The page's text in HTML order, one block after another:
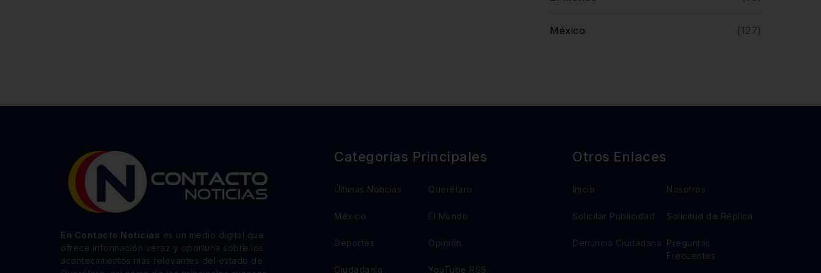
México (127)
En Contacto Noticias es un medio digital que
ofrece información veraz y oportuna sobre los
acontecimientos más relevantes del estado de
Categorías Principales
Últimas Noticias Querétaro
México El Mundo
Deportes Opinión
Ciudadanía YouTube RSS
Otros Enlaces
Inicio Nosotros
Solicitar Publicidad Solicitud de Réplica
Denuncia Ciudadana Preguntas
Frecuentes